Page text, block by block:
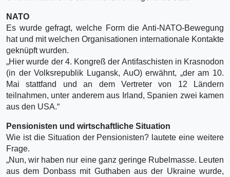
NATO
Es wurde gefragt, welche Form die Anti-NATO-Bewegung
hat und mit welchen Organisationen internationale Kontakte
geknüpft wurden.
„Hier wurde der 4. Kongreß der Antifaschisten in Krasnodon
(in der Volksrepublik Lugansk, AuO) erwähnt, „der am 10.
Mai stattfand und an dem Vertreter von 12 Ländern
teilnahmen, unter anderem aus Irland, Spanien zwei kamen
aus den USA.“
Pensionisten und wirtschaftliche Situation
Wie ist die Situation der Pensionisten? lautete eine weitere
Frage.
„Nun, wir haben nur eine ganz geringe Rubelmasse. Leuten
aus dem Donbass mit Guthaben aus der Ukraine wurde,